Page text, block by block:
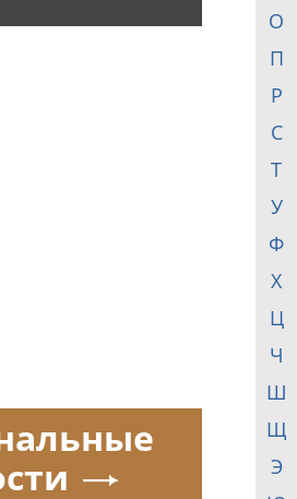
О
П
Р
С
Т
У
Ф
Х
Ц
Ч
Ш
Щ
Э